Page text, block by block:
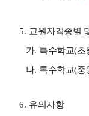
5. 교원자격종별
가. 특수학교(초
나. 특수학교(중
6. 유의사항